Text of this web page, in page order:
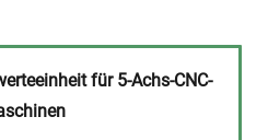
für 5-Achs-CNC-